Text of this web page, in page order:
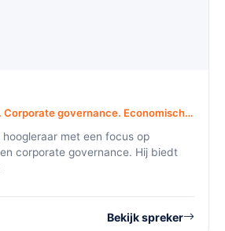
Financiële markten. Corporate governance. Economische regulering.
met een focus op
corporate governance. Hij biedt
Bekijk spreker